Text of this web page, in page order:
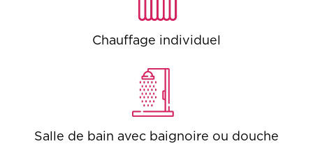
Chauffage individuel
Salle de bain avec baignoire ou douche